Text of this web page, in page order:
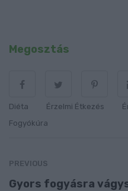
Megosztás
Diéta Érzelmi Étkezés
Fogyókúra
PREVIOUS
Gyors fogyásra